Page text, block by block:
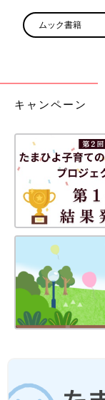
ムック書籍
キャンペーン